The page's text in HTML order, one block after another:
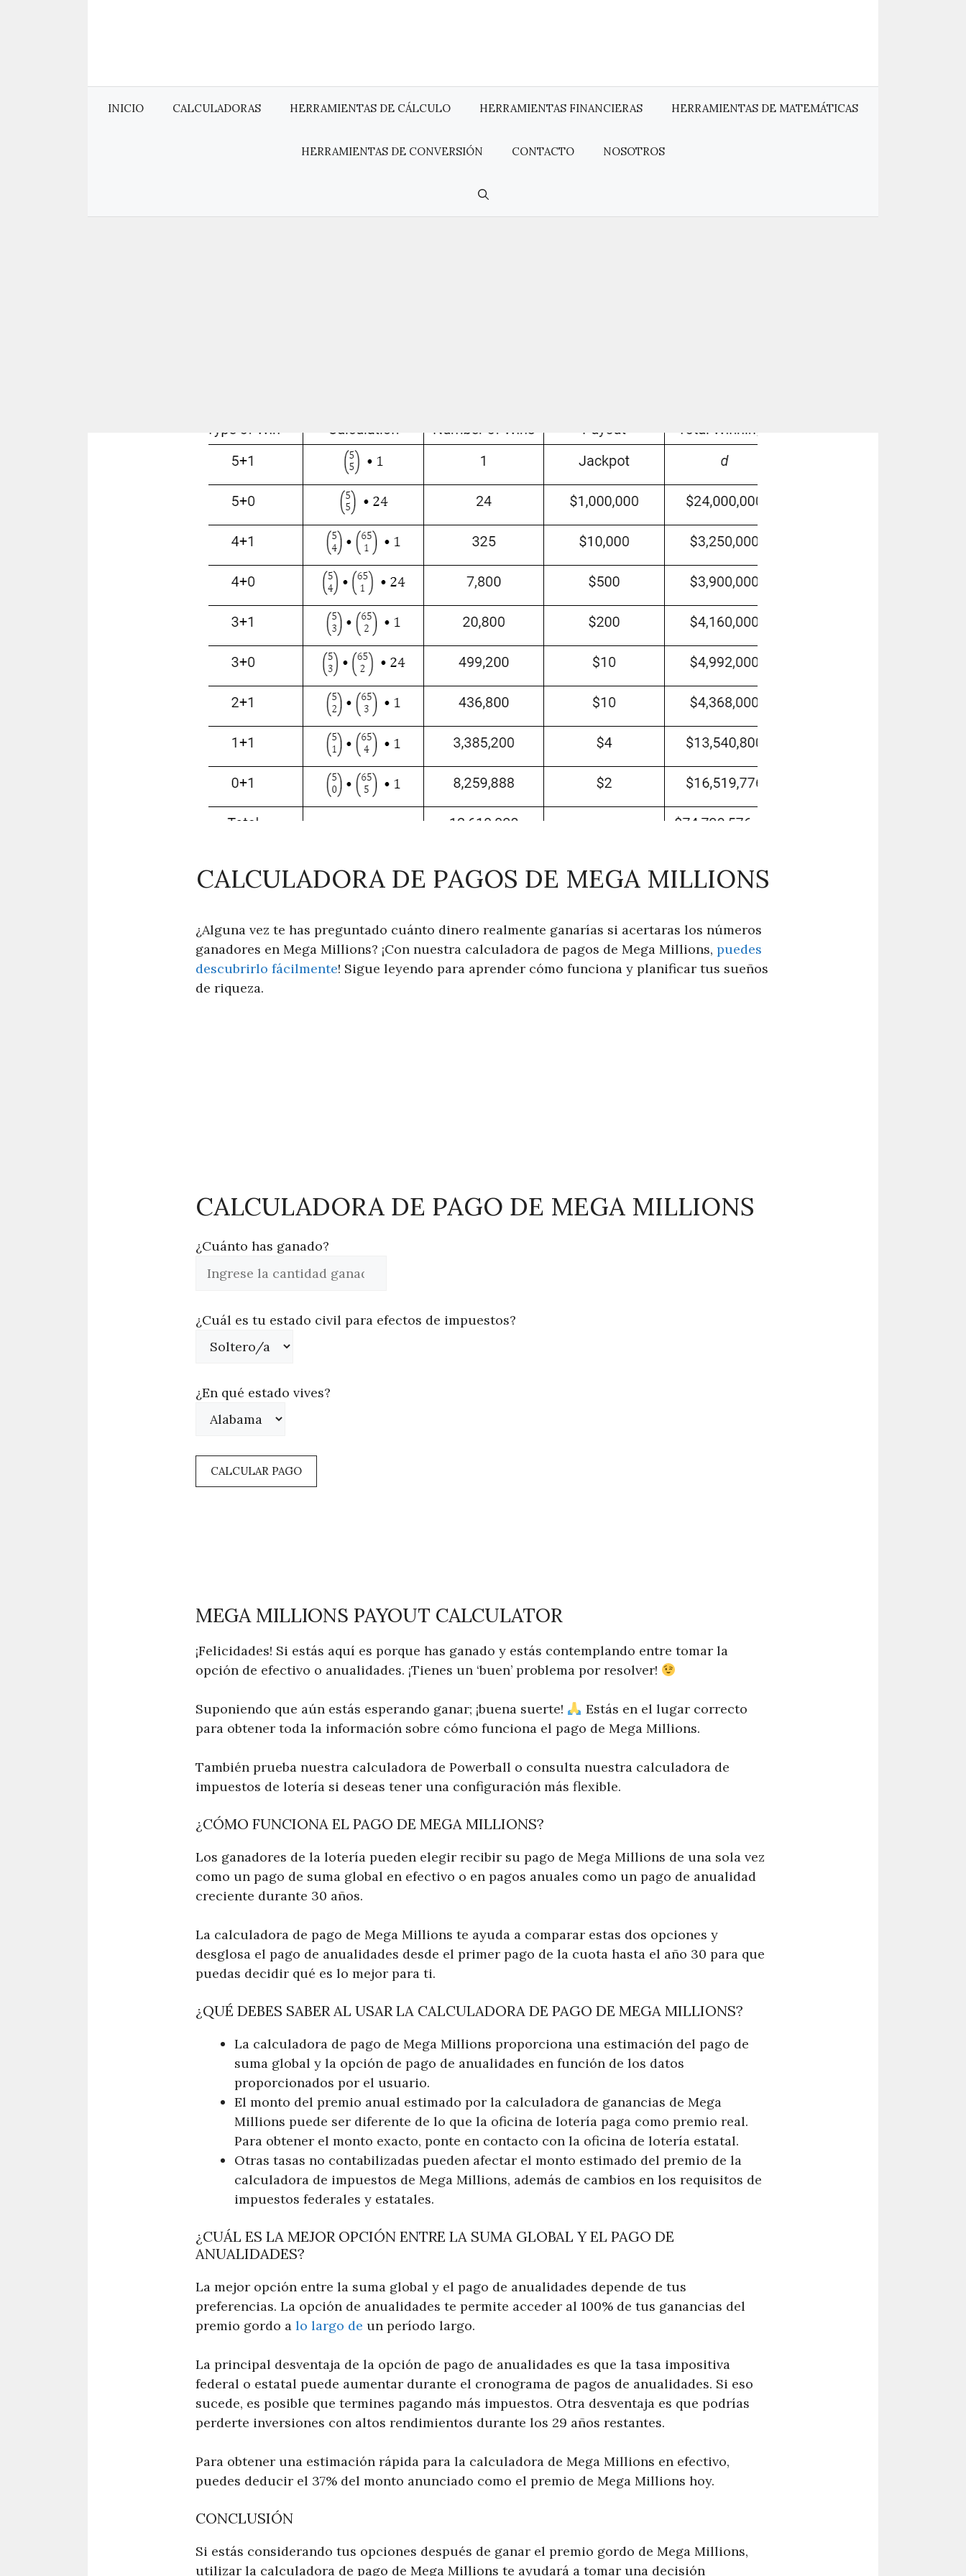
INICIO CALCULADORAS HERRAMIENTAS DE CÁLCULO HERRAMIENTAS FINANCIERAS HERRAMIENTAS DE MATEMÁTICAS
HERRAMIENTAS DE CONVERSIÓN CONTACTO NOSOTROS
CALCULADORA DE PAGOS DE MEGA MILLIONS
¿Alguna vez te has preguntado cuánto dinero realmente ganarías si acertaras los números
ganadores en Mega Millions? ¡Con nuestra calculadora de pagos de Mega Millions, puedes
descubrirlo fácilmente! Sigue leyendo para aprender cómo funciona y planificar tus sueños
de riqueza.
CALCULADORA DE PAGO DE MEGA MILLIONS
¿Cuánto has ganado?
¿Cuál es tu estado civil para efectos de impuestos?
¿En qué estado vives?
CALCULAR PAGO
MEGA MILLIONS PAYOUT CALCULATOR
¡Felicidades! Si estás aquí es porque has ganado y estás contemplando entre tomar la
opción de efectivo o anualidades. ¡Tienes un ‘buen’ problema por resolver!
Suponiendo que aún estás esperando ganar; ¡buena suerte!
Estás en el lugar correcto
para obtener toda la información sobre cómo funciona el pago de Mega Millions.
También prueba nuestra calculadora de Powerball o consulta nuestra calculadora de
impuestos de lotería si deseas tener una configuración más flexible.
¿CÓMO FUNCIONA EL PAGO DE MEGA MILLIONS?
Los ganadores de la lotería pueden elegir recibir su pago de Mega Millions de una sola vez
como un pago de suma global en efectivo o en pagos anuales como un pago de anualidad
creciente durante 30 años.
La calculadora de pago de Mega Millions te ayuda a comparar estas dos opciones y
desglosa el pago de anualidades desde el primer pago de la cuota hasta el año 30 para que
puedas decidir qué es lo mejor para ti.
¿QUÉ DEBES SABER AL USAR LA CALCULADORA DE PAGO DE MEGA MILLIONS?
La calculadora de pago de Mega Millions proporciona una estimación del pago de
suma global y la opción de pago de anualidades en función de los datos
proporcionados por el usuario.
El monto del premio anual estimado por la calculadora de ganancias de Mega
Millions puede ser diferente de lo que la oficina de lotería paga como premio real.
Para obtener el monto exacto, ponte en contacto con la oficina de lotería estatal.
Otras tasas no contabilizadas pueden afectar el monto estimado del premio de la
calculadora de impuestos de Mega Millions, además de cambios en los requisitos de
impuestos federales y estatales.
¿CUÁL ES LA MEJOR OPCIÓN ENTRE LA SUMA GLOBAL Y EL PAGO DE
ANUALIDADES?
La mejor opción entre la suma global y el pago de anualidades depende de tus
preferencias. La opción de anualidades te permite acceder al 100% de tus ganancias del
premio gordo a lo largo de un período largo.
La principal desventaja de la opción de pago de anualidades es que la tasa impositiva
federal o estatal puede aumentar durante el cronograma de pagos de anualidades. Si eso
sucede, es posible que termines pagando más impuestos. Otra desventaja es que podrías
perderte inversiones con altos rendimientos durante los 29 años restantes.
Para obtener una estimación rápida para la calculadora de Mega Millions en efectivo,
puedes deducir el 37% del monto anunciado como el premio de Mega Millions hoy.
CONCLUSIÓN
Si estás considerando tus opciones después de ganar el premio gordo de Mega Millions,
utilizar la calculadora de pago de Mega Millions te ayudará a tomar una decisión